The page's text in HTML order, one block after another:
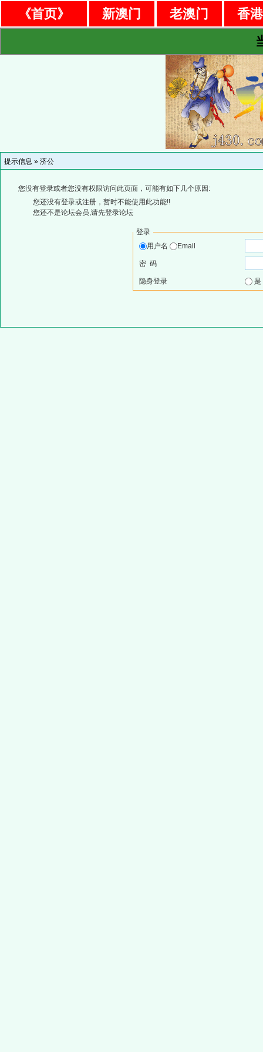
《首页》 新澳门 老澳门
香
提示信息 » 济公
您没有登录或者您没有权限访问此页面，可能有如下几个原因:
您还没有登录或注册，暂时不能使用此功能!!
您还不是论坛会员,请先登录论坛
登录
用户名
Email
密 码
隐身登录